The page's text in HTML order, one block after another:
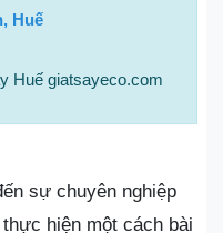
Huế
Huế giatsayeco.com
sự chuyên nghiệp
hiện một cách bài